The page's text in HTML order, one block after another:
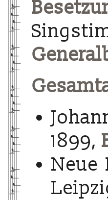
1899,
Neue